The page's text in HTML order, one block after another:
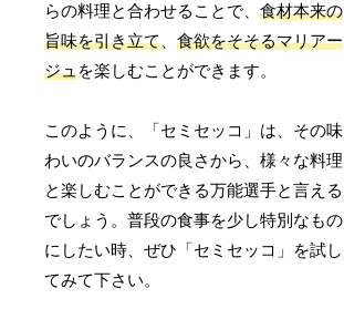
らの料理と合わせることで、食材本来の
旨味を引き立て 、食欲をそそるマリアー
ジュを楽しむことができます。
このように、「セミセッコ」は、その味
わいのバランスの良さから、様々な料理
と楽しむことができる万能選手と言える
でしょう。普段の食事を少し特別なもの
にしたい時、ぜひ「セミセッコ」を試し
てみて下さい。